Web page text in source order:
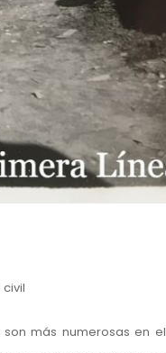
más numerosas en el